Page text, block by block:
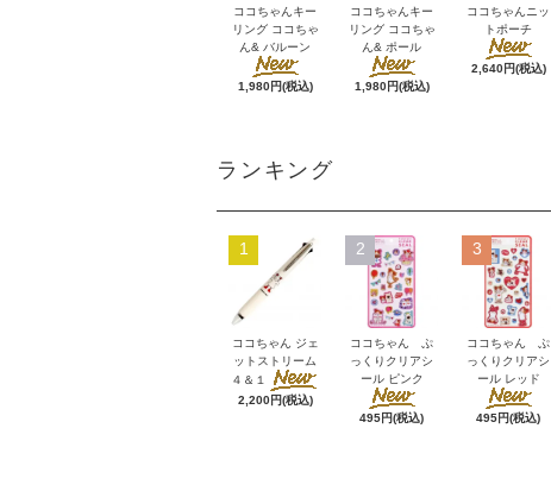
ココちゃんキー
リング ココちゃ
ん& バルーン
1,980円(税込)
ココちゃんキー
リング ココちゃ
ん& ポール
1,980円(税込)
ココちゃんニッ
トポーチ
2,640円(税込)
ランキング
1
ココちゃん ジェ
ットストリーム
４＆１
2,200円(税込)
2
ココちゃん ぷ
っくりクリアシ
ール ピンク
495円(税込)
3
ココちゃん ぷ
っくりクリアシ
ール レッド
495円(税込)